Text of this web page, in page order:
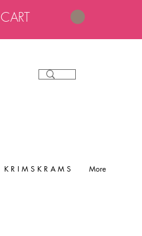
CART
K R I M S K R A M S More